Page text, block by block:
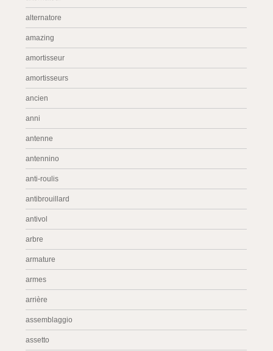
alternatore
amazing
amortisseur
amortisseurs
ancien
anni
antenne
antennino
anti-roulis
antibrouillard
antivol
arbre
armature
armes
arrière
assemblaggio
assetto